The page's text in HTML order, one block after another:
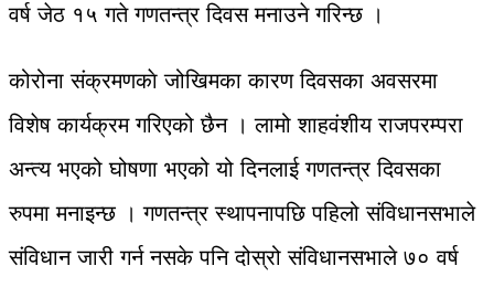
वर्ष जेठ १५ गते गणतन्त्र दिवस मनाउने गरिन्छ ।
कोरोना संक्रमणकाे जोखिमका कारण दिवसका अवसरमा
विशेष कार्यक्रम गरिएको छैन । लामो शाहवंशीय राजपरम्परा
अन्त्य भएको घोषणा भएको यो दिनलाई गणतन्त्र दिवसका
रुपमा मनाइन्छ । गणतन्त्र स्थापनापछि पहिलो संविधानसभाले
संविधान जारी गर्न नसके पनि दोस्रो संविधानसभाले ७० वर्ष